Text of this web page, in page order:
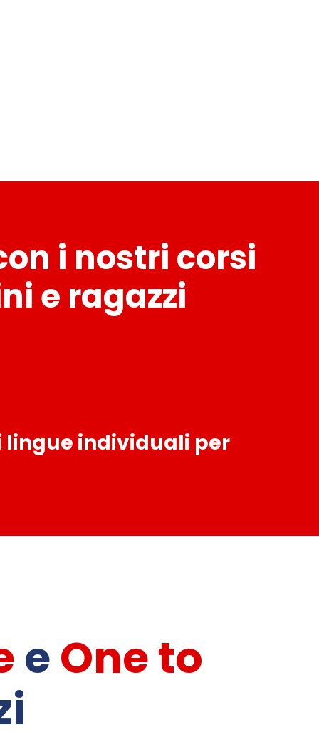
i nostri corsi
e ragazzi
lingue individuali per
eOne to